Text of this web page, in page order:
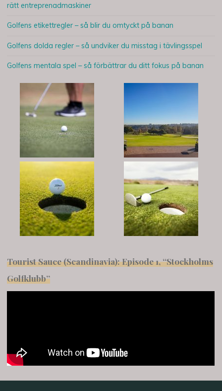
värt
sälja"
rätt entreprenadmaskiner
Golfens etikettregler – så blir du omtyckt på banan
Golfens dolda regler – så undviker du misstag i tävlingsspel
Golfens mentala spel – så förbättrar du ditt fokus på banan
Tourist Sauce (Scandinavia): Episode 1, “Stockholms
Golfklubb”